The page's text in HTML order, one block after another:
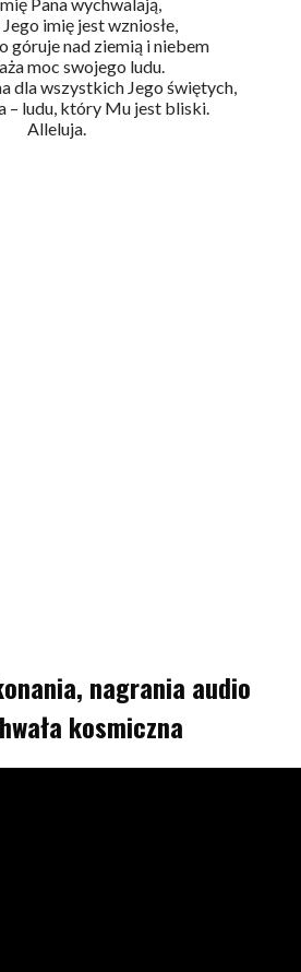
imię jest wzniosłe,
góruje nad ziemią i niebem
moc swojego ludu.
dla wszystkich Jego świętych,
– ludu, który Mu jest bliski.
Alleluja.
nagrania audio
kosmiczna